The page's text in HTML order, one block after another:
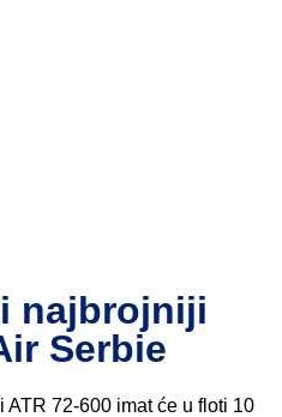
najbrojniji
Serbie
ATR 72-600 imat će u floti 10